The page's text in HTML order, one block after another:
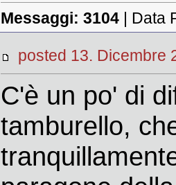
Messaggi: 3104 | Data
posted 13.
C'è un po' di
tamburello,